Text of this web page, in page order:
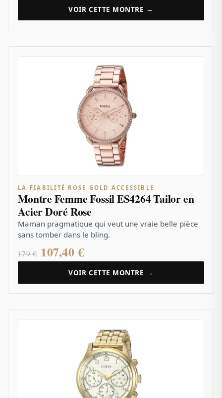
VOIR CETTE MONTRE →
LA FIABILITÉ ROSE GOLD ACCESSIBLE
Montre Femme Fossil ES4264 Tailor en
Acier Doré Rose
Maman pragmatique qui veut une vraie belle pièce
sans tomber dans le bling.
179 € 107,40 €
VOIR CETTE MONTRE →